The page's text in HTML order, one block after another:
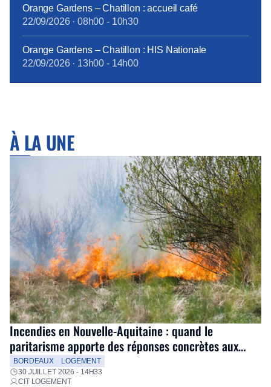
Orange Gardens – Chatillon : accueil café
22/09/2026· 08h00 - 10h30
Orange Gardens – Chatillon : HIS Nationale
22/09/2026· 13h00 - 14h00
À LA UNE
Incendies en Nouvelle-Aquitaine : quand le
paritarisme apporte des réponses concrètes aux
salariés
BORDEAUX
LOGEMENT
30 JUILLET 2026 - 14H33
CIT LOGEMENT